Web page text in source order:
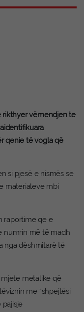
rikthyer vëmendjen te
qenie të vogla që
si pjesë e nismës së
materialeve mbi
raportime që e
numrin më të madh
nga dëshmitarë të
metalike që
me “shpejtësi